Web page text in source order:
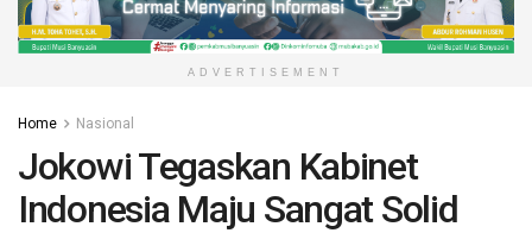
ADVERTISEMENT
Home Nasional
Jokowi Tegaskan Kabinet
Indonesia Maju Sangat Solid